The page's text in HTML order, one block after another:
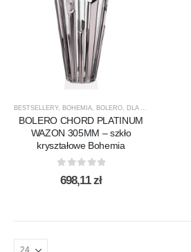
BESTSELLERY, BOHEMIA, BOLERO, DLA NIEGO
BOLERO CHORD PLATINUM
WAZON 305MM – szkło
kryształowe Bohemia
out of 5
698,11zł